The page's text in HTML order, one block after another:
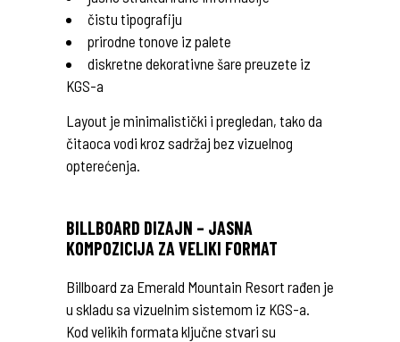
čistu tipografiju
prirodne tonove iz palete
diskretne dekorativne šare preuzete iz
KGS-a
Layout je minimalistički i pregledan, tako da
čitaoca vodi kroz sadržaj bez vizuelnog
opterećenja.
BILLBOARD DIZAJN – JASNA
KOMPOZICIJA ZA VELIKI FORMAT
Billboard za Emerald Mountain Resort rađen je
u skladu sa vizuelnim sistemom iz KGS-a.
Kod velikih formata ključne stvari su